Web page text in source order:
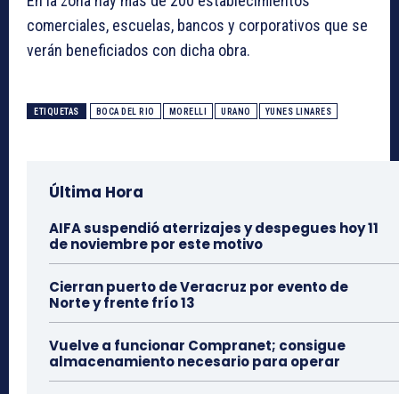
comerciales, escuelas, bancos y corporativos que se
verán beneficiados con dicha obra.
ETIQUETAS BOCA DEL RIO MORELLI URANO YUNES LINARES
Última Hora
AIFA suspendió aterrizajes y despegues hoy 11
de noviembre por este motivo
Cierran puerto de Veracruz por evento de
Norte y frente frío 13
Vuelve a funcionar Compranet; consigue
almacenamiento necesario para operar